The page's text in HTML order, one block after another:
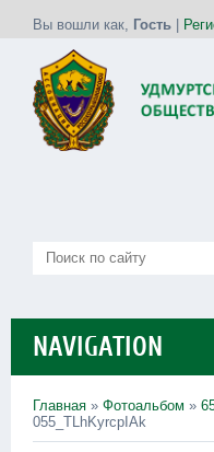
Вы вошли как, Гость
NAVIGATION
Главная » Фотоальбом »
055_TLhKyrcpIAk